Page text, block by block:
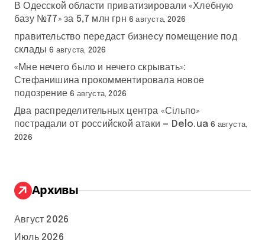
В Одесской области приватизировали «Хлебную
базу №77» за 5,7 млн грн 6 августа, 2026
правительство передаст бизнесу помещение под
склады 6 августа, 2026
«Мне нечего было и нечего скрывать»:
Стефанишина прокомментировала новое
подозрение 6 августа, 2026
Два распределительных центра «Сільпо»
пострадали от российской атаки — Delo.ua 6 августа,
2026
Архивы
Август 2026
Июль 2026